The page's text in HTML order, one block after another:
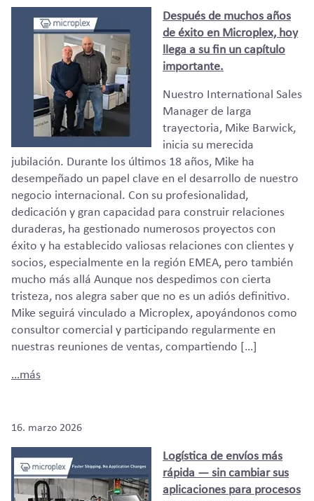
Después de muchos años
de éxito en Microplex, hoy
llega a su fin un capítulo
importante.
Nuestro International Sales
Manager de larga
trayectoria, Mike Barwick,
inicia su merecida
jubilación. Durante los últimos 18 años, Mike ha
desempeñado un papel clave en el desarrollo de nuestro
negocio internacional. Con su profesionalidad,
dedicación y gran capacidad para construir relaciones
duraderas, ha gestionado numerosos proyectos con
éxito y ha establecido valiosas relaciones con clientes y
socios, especialmente en la región EMEA, pero también
mucho más allá Aunque nos despedimos con cierta
tristeza, nos alegra saber que no es un adiós definitivo.
Mike seguirá vinculado a Microplex, apoyándonos como
consultor comercial y participando regularmente en
nuestras reuniones de ventas, compartiendo […]
…más
16. marzo 2026
Logística de envíos más
rápida — sin cambiar sus
aplicaciones para procesos